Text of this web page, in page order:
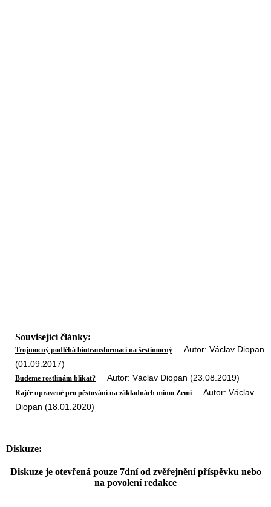
Související články:
Trojmocný podléhá biotransformaci na šestimocný Autor: Václav Diopan
(01.09.2017)
Budeme rostlinám blikat? Autor: Václav Diopan (23.08.2019)
Rajče upravené pro pěstování na základnách mimo Zemi Autor: Václav
Diopan (18.01.2020)
Diskuze:
Diskuze je otevřená pouze 7dní od zvěřejnění příspěvku nebo
na povolení redakce